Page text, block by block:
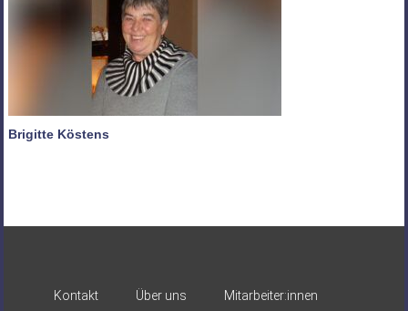
Brigitte Köstens
Kontakt Über uns Mitarbeiter:innen